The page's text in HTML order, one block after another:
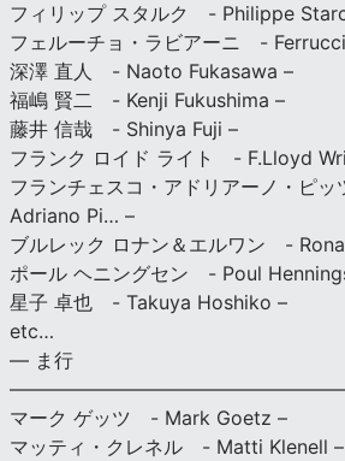
フィリップ スタルク - Philippe
フェルーチョ・ラビアーニ -
深澤 直人 - Naoto Fukasawa –
福嶋 賢二 - Kenji Fukushima –
藤井 信哉 - Shinya Fuji –
フランク ロイド ライト - F.Lloyd
フランチェスコ・アドリアーノ・ピ
Adriano Pi… –
ブルレック ロナン＆エルワン -
ポール ヘニングセン - Poul
星子 卓也 - Takuya Hoshiko –
etc…
— ま行
マーク ゲッツ - Mark Goetz –
マッティ・クレネル - Matti Klenell –